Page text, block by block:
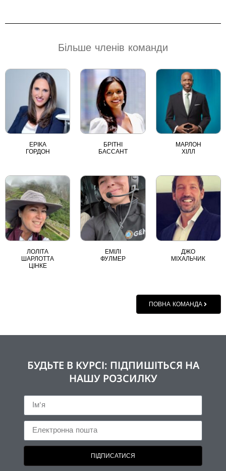
Більше членів команди
ЕРІКА
ГОРДОН
БРІТНІ
БАССАНТ
МАРЛОН
ХІЛЛ
ЛОЛІТА
ШАРЛОТТА
ЦІНКЕ
ЕМІЛІ
ФУЛМЕР
ДЖО
МІХАЛЬЧИК
ПОВНА КОМАНДА
БУДЬТЕ В КУРСІ: ПІДПИШІТЬСЯ НА
НАШУ РОЗСИЛКУ
ПІДПИСАТИСЯ